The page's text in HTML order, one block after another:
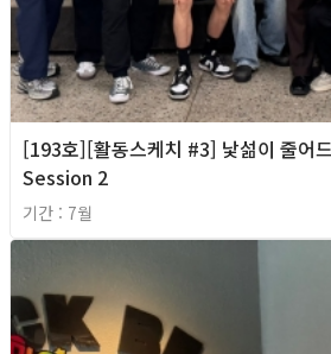
[193호][활동스케치 #3] 낯섦이 줄어
Session 2
기간 : 7월